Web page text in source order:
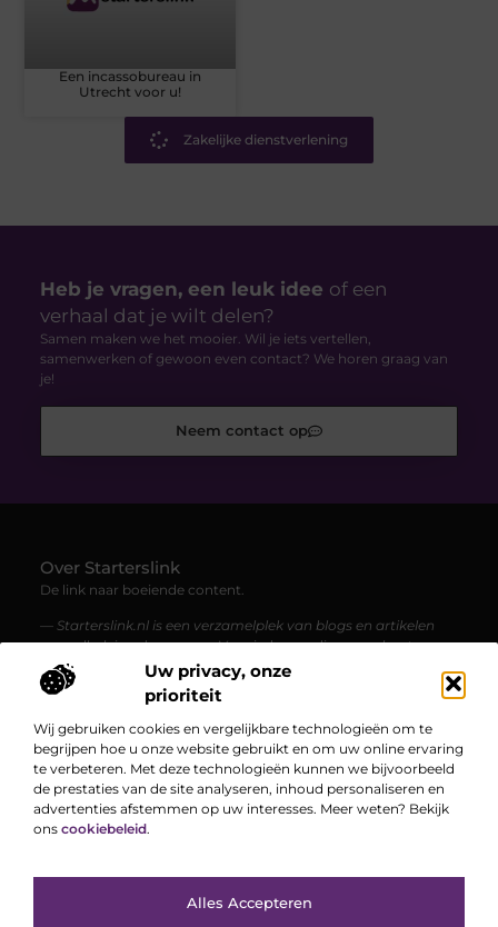
Uw privacy, onze
prioriteit
Wij gebruiken cookies en vergelijkbare technologieën om te
begrijpen hoe u onze website gebruikt en om uw online ervaring
te verbeteren. Met deze technologieën kunnen we bijvoorbeeld
de prestaties van de site analyseren, inhoud personaliseren en
advertenties afstemmen op uw interesses. Meer weten? Bekijk
ons cookiebeleid.
Alles Accepteren
Een incassobureau in
Utrecht voor u!
Zakelijke dienstverlening
Heb je vragen, een leuk idee of een
verhaal dat je wilt delen?
Samen maken we het mooier. Wil je iets vertellen,
samenwerken of gewoon even contact? We horen graag van
je!
Neem contact op
Over Starterslink
De link naar boeiende content.
— Starterslink.nl is een verzamelplek van blogs en artikelen
over allerlei onderwerpen. Voor iedereen die graag leest,
ontdekt en geïnspireerd wordt.
Bericht categorie
Onze informatie